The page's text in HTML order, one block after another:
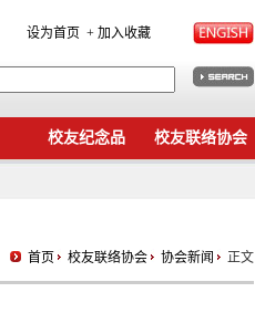
设为首页 + 加入收藏
校友纪念品 校友联络协会
首页 校友联络协会 协会新闻 正文